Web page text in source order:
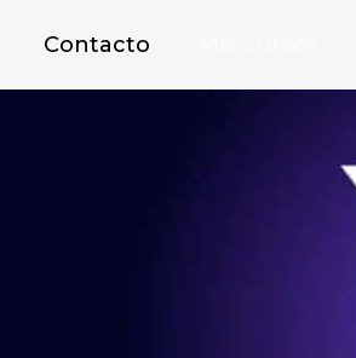
Contacto